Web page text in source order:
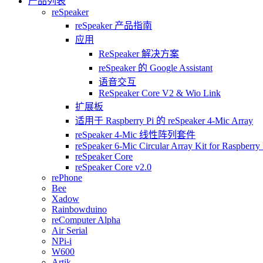
reSpeaker
reSpeaker 产品指南
应用
ReSpeaker 解决方案
reSpeaker 的 Google Assistant
语音交互
ReSpeaker Core V2 & Wio Link
扩展板
适用于 Raspberry Pi 的 reSpeaker 4-Mic Array
reSpeaker 4-Mic 线性阵列套件
reSpeaker 6-Mic Circular Array Kit for Raspberry
reSpeaker Core
reSpeaker Core v2.0
rePhone
Bee
Xadow
Rainbowduino
reComputer Alpha
Air Serial
NPi-i
W600